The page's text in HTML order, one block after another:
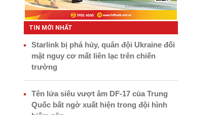
TIN MỚI NHẤT
Starlink bị phá hủy, quân đội Ukraine đối
mặt nguy cơ mất liên lạc trên chiến
trường
Tên lửa siêu vượt âm DF-17 của Trung
Quốc bất ngờ xuất hiện trong đội hình